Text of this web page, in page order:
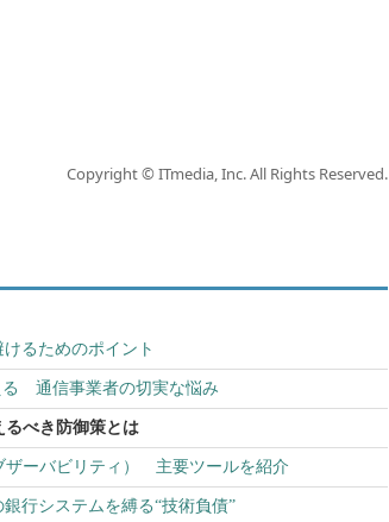
Copyright © ITmedia, Inc. All Rights Reserved.
るためのポイント
る 通信事業者の切実な悩み
べき防御策とは
ザーバビリティ） 主要ツールを紹介
行システムを縛る“技術負債”